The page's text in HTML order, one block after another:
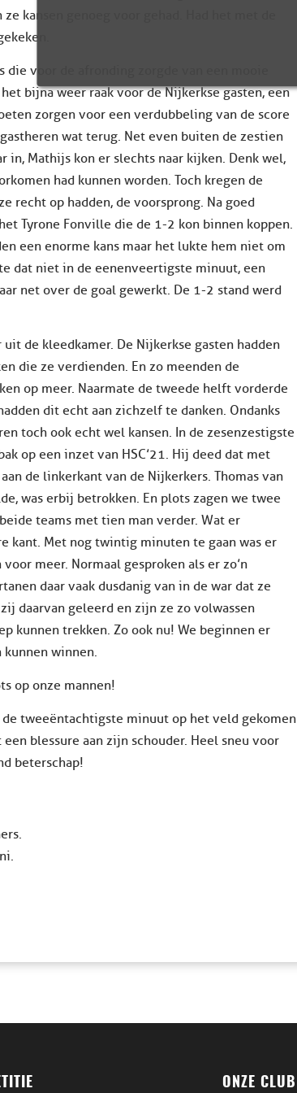
kansen genoeg voor gehad. Had het met de
voor de afronding zorgde van een mooie
bijna weer raak voor de Nijkerkse gasten, een
zorgen voor een verdubbeling van de score
wat terug. Net even buiten de zestien
Mathijs kon er slechts naar kijken. Denk wel,
had kunnen worden. Toch kregen de
op hadden, de voorsprong. Na goed
Tyrone Fonville die de 1-2 kon binnen koppen.
een enorme kans maar het lukte hem niet om
dat niet in de eenenveertigste minuut, een
net over de goal gewerkt. De 1-2 stand werd
de kleedkamer. De Nijkerkse gasten hadden
die ze verdienden. En zo meenden de
op meer. Naarmate de tweede helft vorderde
dit echt aan zichzelf te danken. Ondanks
toch ook echt wel kansen. In de zesenzestigste
op een inzet van HSC’21. Hij deed dat met
de linkerkant van de Nijkerkers. Thomas van
was erbij betrokken. En plots zagen we twee
teams met tien man verder. Wat er
kant. Met nog twintig minuten te gaan was er
meer. Normaal gesproken als er zo’n
daar vaak dusdanig van in de war dat ze
daarvan geleerd en zijn ze zo volwassen
kunnen trekken. Zo ook nu! We beginnen er
winnen.
op onze mannen!
tweeëntachtigste minuut op het veld gekomen
blessure aan zijn schouder. Heel sneu voor
beterschap!
ONZE CLUB